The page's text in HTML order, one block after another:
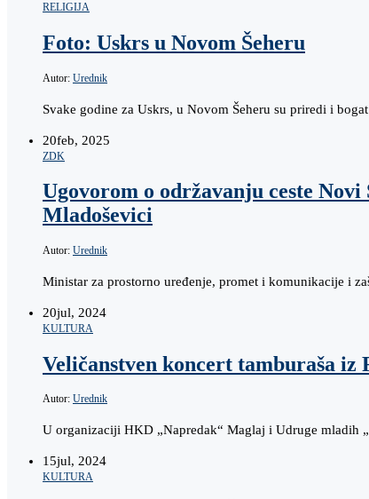
RELIGIJA
Foto: Uskrs u Novom Šeheru
Autor: Urednik
Svake godine za Uskrs, u Novom Šeheru su priredi i
20feb, 2025
ZDK
Ugovorom o održavanju ceste
Mladoševici
Autor: Urednik
Ministar za prostorno uređenje, promet i komunikacije i
20jul, 2024
KULTURA
Veličanstven koncert tamburaša iz
Autor: Urednik
U organizaciji HKD „Napredak“ Maglaj i Udruge mladih
15jul, 2024
KULTURA